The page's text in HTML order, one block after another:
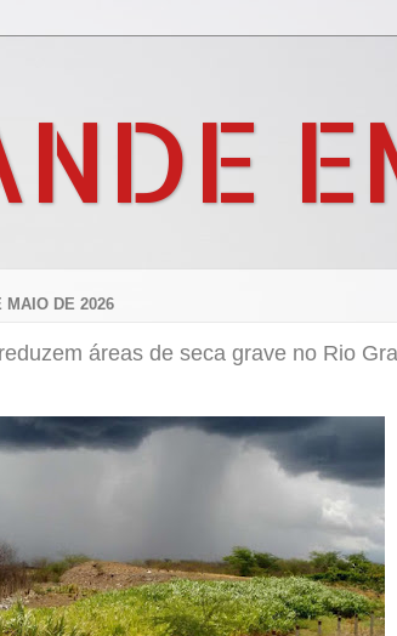
MAIO DE 2026
áreas de seca grave no Rio